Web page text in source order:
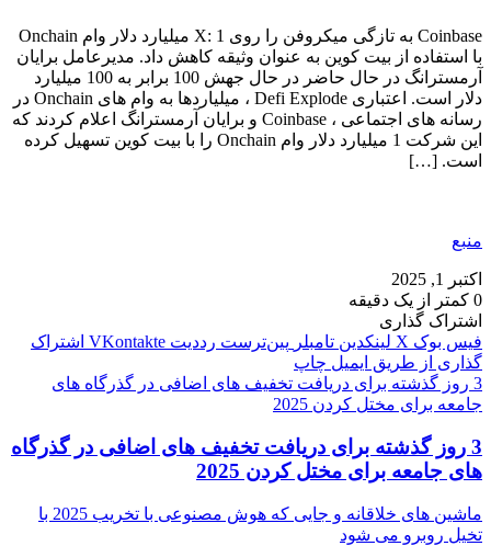
Coinbase به تازگی میکروفن را روی X: 1 میلیارد دلار وام Onchain
با استفاده از بیت کوین به عنوان وثیقه کاهش داد. مدیرعامل برایان
آرمسترانگ در حال حاضر در حال جهش 100 برابر به 100 میلیارد
دلار است. اعتباری Defi Explode ، میلیاردها به وام های Onchain در
رسانه های اجتماعی ، Coinbase و برایان آرمسترانگ اعلام کردند که
این شرکت 1 میلیارد دلار وام Onchain را با بیت کوین تسهیل کرده
است. […]
منبع
اکتبر 1, 2025
0 کمتر از یک دقیقه
اشتراک گذاری
فیس بوک X لینکدین ‫تامبلر ‫پین‌ترست ‫رددیت ‫VKontakte اشتراک
گذاری از طریق ایمیل چاپ
3 روز گذشته برای دریافت تخفیف های اضافی در گذرگاه های
جامعه برای مختل کردن 2025
3 روز گذشته برای دریافت تخفیف های اضافی در گذرگاه
های جامعه برای مختل کردن 2025
ماشین های خلاقانه و جایی که هوش مصنوعی با تخریب 2025 با
تخیل روبرو می شود